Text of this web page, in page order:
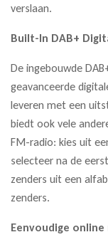
verslaan.
Built-In DAB+
De ingebouwde
geavanceerde
leveren met een
biedt ook vele
FM-radio: kies uit
selecteer na de
zenders uit een
zenders.
Eenvoudige online